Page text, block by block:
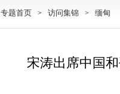
专题首页 > 访问集锦 > 缅甸
宋涛出席中国